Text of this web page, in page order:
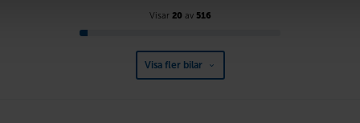
Visar 20 av 516
Visa fler bilar